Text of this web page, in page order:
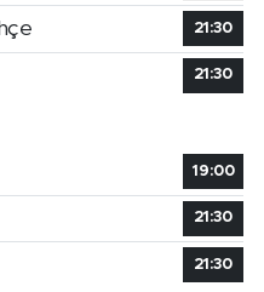
21:30
21:30
19:00
21:30
21:30